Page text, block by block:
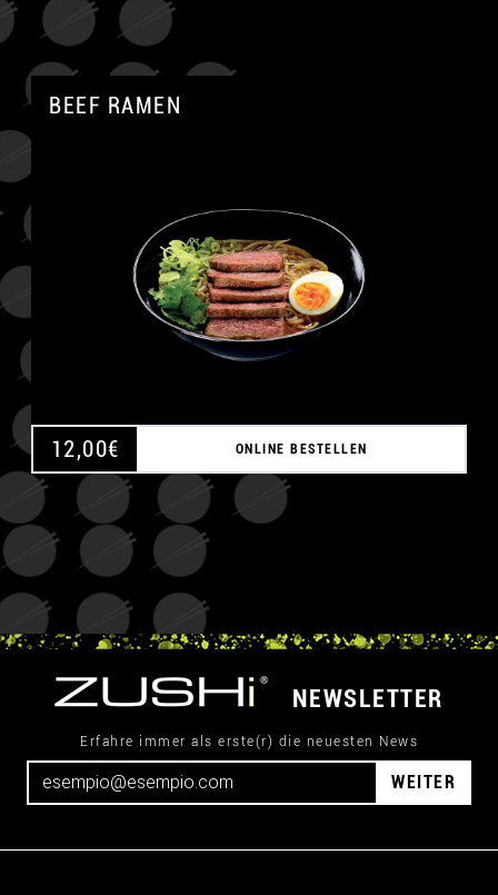
BEEF RAMEN
12,00€ ONLINE BESTELLEN
NEWSLETTER
Erfahre immer als erste(r) die neuesten News
WEITER